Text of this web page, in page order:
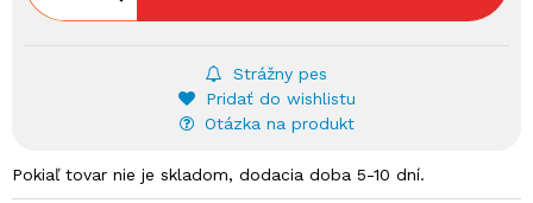
Strážny pes
Pridať do wishlistu
Otázka na produkt
Pokiaľ tovar nie je skladom, dodacia doba 5-10 dní.